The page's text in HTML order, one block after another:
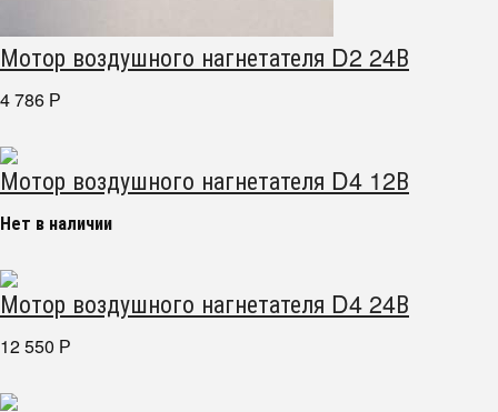
Мотор воздушного нагнетателя D2 24В
4 786 Р
Мотор воздушного нагнетателя D4 12В
Нет в наличии
Мотор воздушного нагнетателя D4 24В
12 550 Р